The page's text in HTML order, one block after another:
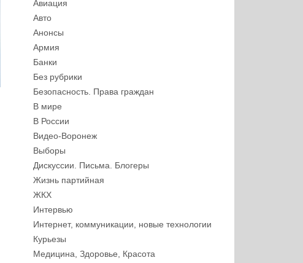
Авиация
Авто
Анонсы
Армия
Банки
Без рубрики
Безопасность. Права граждан
В мире
В России
Видео-Воронеж
Выборы
Дискуссии. Письма. Блогеры
Жизнь партийная
ЖКХ
Интервью
Интернет, коммуникации, новые технологии
Курьезы
Медицина, Здоровье, Красота